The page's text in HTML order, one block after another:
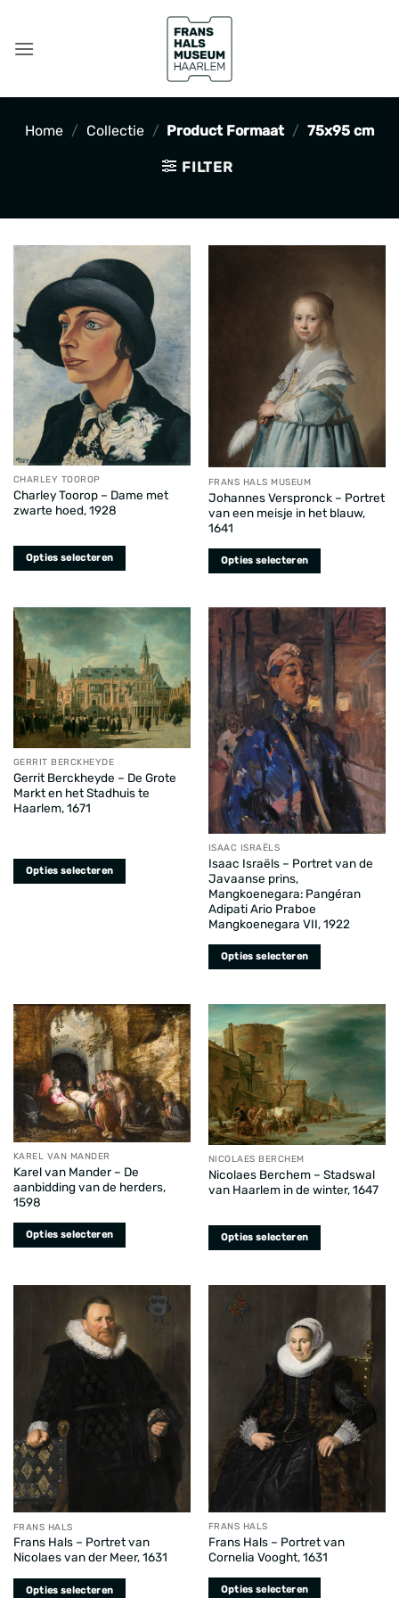
inhoud
Home / Collectie / Product Formaat / 75x95 cm
FILTER
CHARLEY TOOROP
Charley Toorop – Dame met
zwarte hoed, 1928
Opties selecteren
heeft
meerdere
variaties.
Deze
optie
kan
gekozen
worden
op
de
productpagina
FRANS HALS MUSEUM
Johannes Verspronck – Portret
van een meisje in het blauw,
1641
Opties selecteren
heeft
meerdere
variaties.
Deze
optie
kan
gekozen
worden
op
productpagina
GERRIT BERCKHEYDE
Gerrit Berckheyde – De Grote
Markt en het Stadhuis te
Haarlem, 1671
Opties selecteren
optie
kan
gekozen
worden
de
productpagina
ISAAC ISRAËLS
Isaac Israëls – Portret van de
Javaanse prins,
Mangkoenegara: Pangéran
Adipati Ario Praboe
Mangkoenegara VII, 1922
Opties selecteren
heeft
meerdere
variaties.
Deze
optie
kan
gekozen
worden
op
de
KAREL VAN MANDER
Karel van Mander – De
aanbidding van de herders,
1598
Opties selecteren
worden
op
de
productpagina
NICOLAES BERCHEM
Nicolaes Berchem – Stadswal
van Haarlem in de winter, 1647
Opties selecteren
meerdere
gekozen
worden
de
productpagina
FRANS HALS
Frans Hals – Portret van
Nicolaes van der Meer, 1631
Opties selecteren
FRANS HALS
Frans Hals – Portret van
Cornelia Vooght, 1631
Opties selecteren